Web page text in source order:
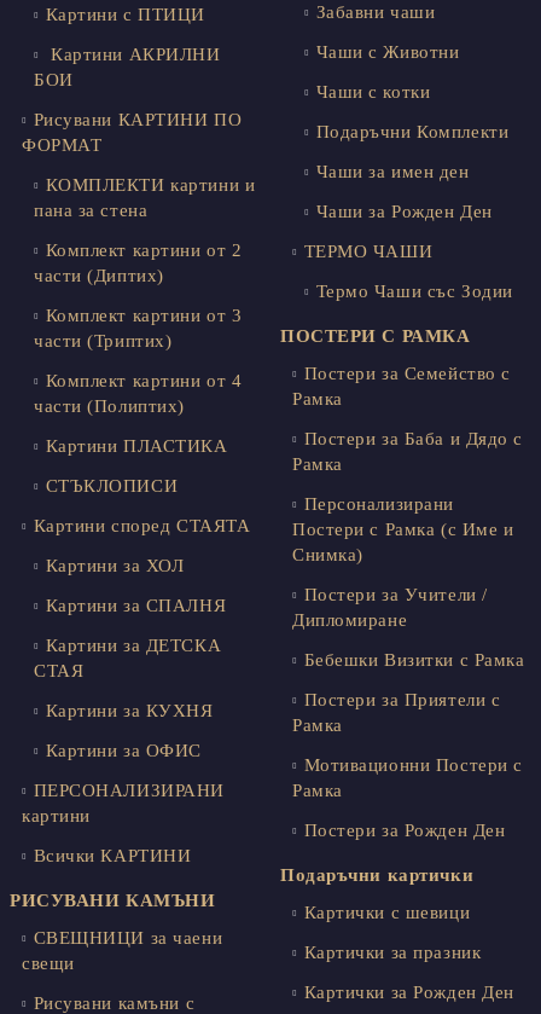
Картини с ПТИЦИ
Картини АКРИЛНИ
БОИ
Рисувани КАРТИНИ ПО
ФОРМАТ
КОМПЛЕКТИ картини и
пана за стена
Комплект картини от 2
части (Диптих)
Комплект картини от 3
части (Триптих)
Комплект картини от 4
части (Полиптих)
Картини ПЛАСТИКА
СТЪКЛОПИСИ
Картини според СТАЯТА
Картини за ХОЛ
Картини за СПАЛНЯ
Картини за ДЕТСКА
СТАЯ
Картини за КУХНЯ
Картини за ОФИС
ПЕРСОНАЛИЗИРАНИ
картини
Всички КАРТИНИ
РИСУВАНИ КАМЪНИ
СВЕЩНИЦИ за чаени
свещи
Рисувани камъни с
Забавни чаши
Чаши с Животни
Чаши с котки
Подаръчни Комплекти
Чаши за имен ден
Чаши за Рожден Ден
ТЕРМО ЧАШИ
Термо Чаши със Зодии
ПОСТЕРИ С РАМКА
Постери за Семейство с
Рамка
Постери за Баба и Дядо с
Рамка
Персонализирани
Постери с Рамка (с Име и
Снимка)
Постери за Учители /
Дипломиране
Бебешки Визитки с Рамка
Постери за Приятели с
Рамка
Мотивационни Постери с
Рамка
Постери за Рожден Ден
Подаръчни картички
Картички с шевици
Картички за празник
Картички за Рожден Ден